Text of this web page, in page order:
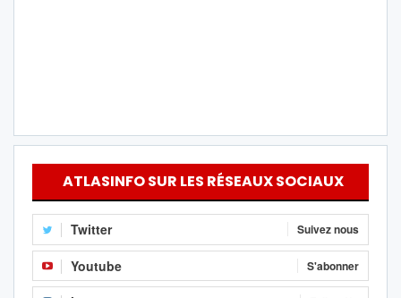
ATLASINFO SUR LES RÉSEAUX SOCIAUX
Twitter Suivez nous
Youtube S'abonner